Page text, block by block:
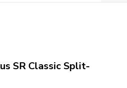
SR Classic Split-